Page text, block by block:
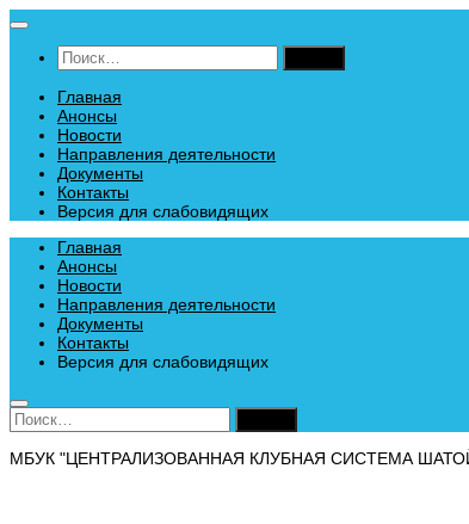
Перейти
содержимому
Найти:
Главная
Анонсы
Новости
Направления деятельности
Документы
Контакты
Версия для слабовидящих
Главная
Анонсы
Новости
Направления деятельности
Документы
Контакты
Версия для слабовидящих
Найти:
МБУК "ЦЕНТРАЛИЗОВАННАЯ КЛУБНАЯ СИСТЕМА